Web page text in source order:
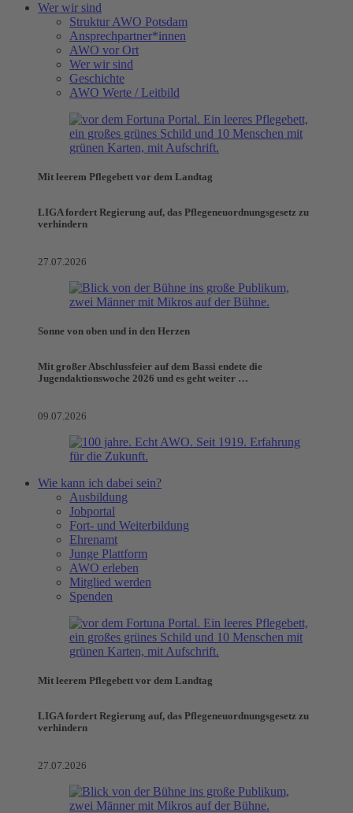
Wer wir sind
Struktur AWO Potsdam
Ansprechpartner*innen
AWO vor Ort
Wer wir sind
Geschichte
AWO Werte / Leitbild
Mit leerem Pflegebett vor dem Landtag
LIGA fordert Regierung auf, das Pflegeneuordnungsgesetz zu
verhindern
27.07.2026
Sonne von oben und in den Herzen
Mit großer Abschlussfeier auf dem Bassi endete die
Jugendaktionswoche 2026 und es geht weiter …
09.07.2026
Wie kann ich dabei sein?
Ausbildung
Jobportal
Fort- und Weiterbildung
Ehrenamt
Junge Plattform
AWO erleben
Mitglied werden
Spenden
Mit leerem Pflegebett vor dem Landtag
LIGA fordert Regierung auf, das Pflegeneuordnungsgesetz zu
verhindern
27.07.2026